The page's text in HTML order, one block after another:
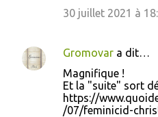
30 juillet 2021 à
Gromovar a dit…
Magnifique !
Et la "suite" sort
https://
/07/feminicid-